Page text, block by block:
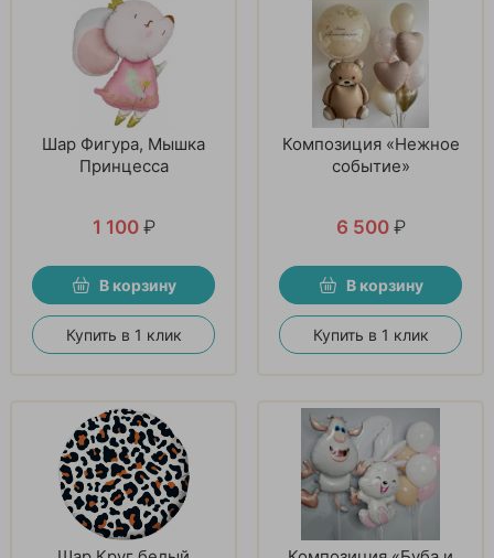
Шар Фигура, Мышка
Принцесса
1 100 ₽
В корзину
Купить в 1 клик
Композиция «Нежное
событие»
6 500 ₽
В корзину
Купить в 1 клик